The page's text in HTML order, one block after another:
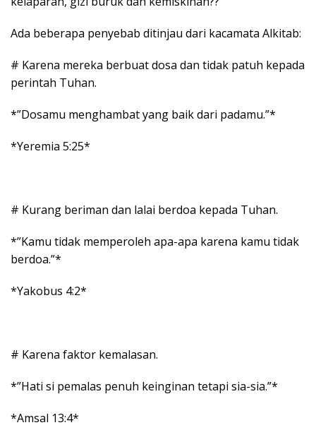
Ada beberapa penyebab ditinjau dari kacamata Alkitab:
# Karena mereka berbuat dosa dan tidak patuh kepada
perintah Tuhan.
*”Dosamu menghambat yang baik dari padamu.”*
*Yeremia 5:25*
# Kurang beriman dan lalai berdoa kepada Tuhan.
*”Kamu tidak memperoleh apa-apa karena kamu tidak
berdoa.”*
*Yakobus 4:2*
# Karena faktor kemalasan.
*”Hati si pemalas penuh keinginan tetapi sia-sia.”*
*Amsal 13:4*